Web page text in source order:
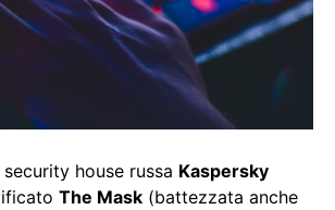
house russa Kaspersky
The Mask (battezzata anche